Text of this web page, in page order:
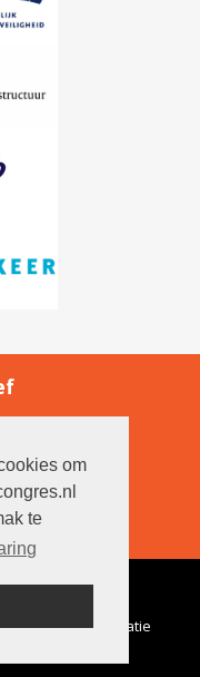
om
te
Gegevens organisatie